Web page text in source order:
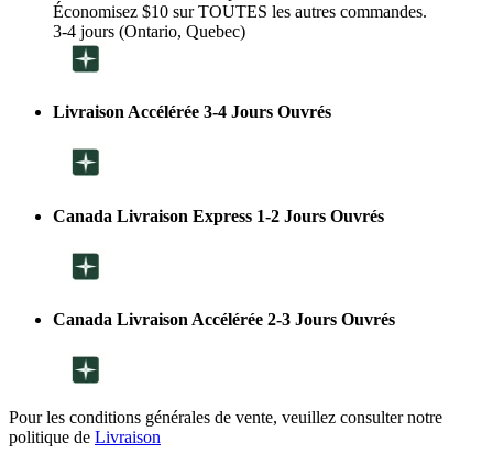
Économisez $10 sur TOUTES les autres commandes.
3-4 jours (Ontario, Quebec)
Livraison Accélérée 3-4 Jours Ouvrés
Canada Livraison Express 1-2 Jours Ouvrés
Canada Livraison Accélérée 2-3 Jours Ouvrés
Pour les conditions générales de vente, veuillez consulter notre
politique de Livraison